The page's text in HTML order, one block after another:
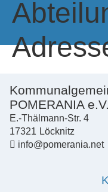
POMERANIA e.V.
E.-Thälmann-Str. 4
17321 Löcknitz
info@pomerania.net